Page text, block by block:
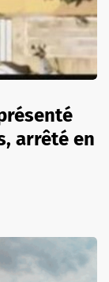
arrêté en